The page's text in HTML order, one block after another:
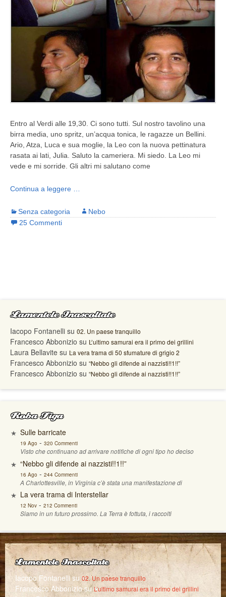
Entro al Verdi alle 19,30. Ci sono tutti. Sul nostro tavolino una
birra media, uno spritz, un’acqua tonica, le ragazze un Bellini.
Ario, Atza, Luca e sua moglie, la Leo con la nuova pettinatura
rasata ai lati, Julia. Saluto la cameriera. Mi siedo. La Leo mi
vede e mi sorride. Gli altri mi salutano come
Continua a leggere …
Senza categoria
Nebo
25 Commenti
Lamentele Inascoltate
Iacopo Fontanelli su 02. Un paese tranquillo
Francesco Abbonizio su L’ultimo samurai era il primo dei grillini
Laura Bellavite su La vera trama di 50 sfumature di grigio 2
Francesco Abbonizio su “Nebbo gli difende ai nazzisti!!1!!”
Francesco Abbonizio su “Nebbo gli difende ai nazzisti!!1!!”
Roba Figa
Sulle barricate
19 Ago - 320 Commenti
Visto che continuano ad arrivare notifiche di ogni tipo ho deciso
“Nebbo gli difende ai nazzisti!!1!!”
16 Ago - 244 Commenti
A Charlottesville, in Virginia c’è stata una manifestazione di
La vera trama di Interstellar
12 Nov- 212 Commenti
Siamo in un futuro prossimo. La Terra è fottuta, i raccolti
Lamentele Inascoltate
Iacopo Fontanellisu02. Un paese tranquillo
Francesco AbboniziosuL’ultimo samurai era il primo dei grillini